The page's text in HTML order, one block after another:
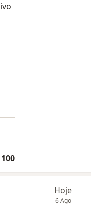
Hoje
6 Ago